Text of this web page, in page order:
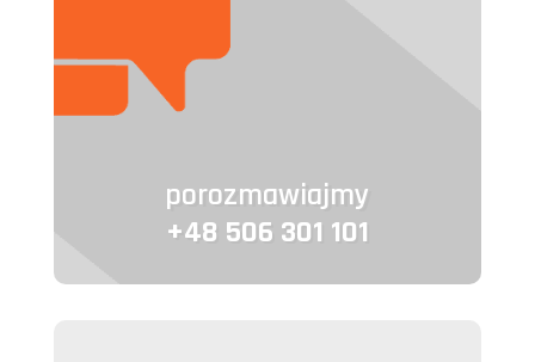
porozmawiajmy
+48 506 301 101